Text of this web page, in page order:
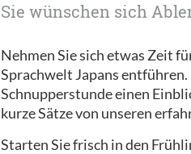
Sie wünschen sich
Nehmen Sie sich etwas Zeit
Sprachwelt Japans
Schnupperstunde einen
kurze Sätze von unseren
Starten Sie frisch in den